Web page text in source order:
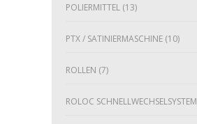
POLIERMITTEL (13)
PTX / SATINIERMASCHINE (10)
ROLLEN (7)
ROLOC SCHNELLWECHSELSYSTEM